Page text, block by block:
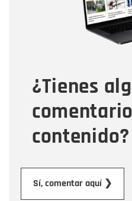
¿Tienes
contenido?
Sí, comentar aquí ❯
Tipo de comentario
Mensaje